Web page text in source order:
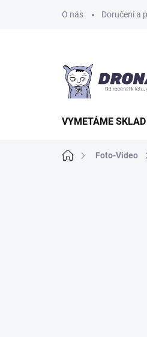
O nás Doručení a
VYMETÁME SKLAD
Domů Foto-Video